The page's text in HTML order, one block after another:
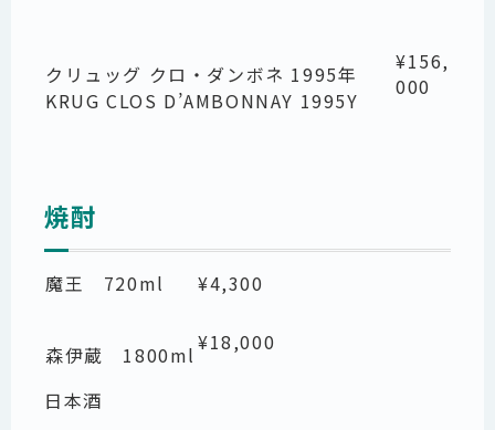
クリュッグ クロ・ダンボネ 1995年
KRUG CLOS D’AMBONNAY 1995Y
¥156,
000
焼酎
魔王 720ml ¥4,300
森伊蔵 1800ml ¥18,000
日本酒